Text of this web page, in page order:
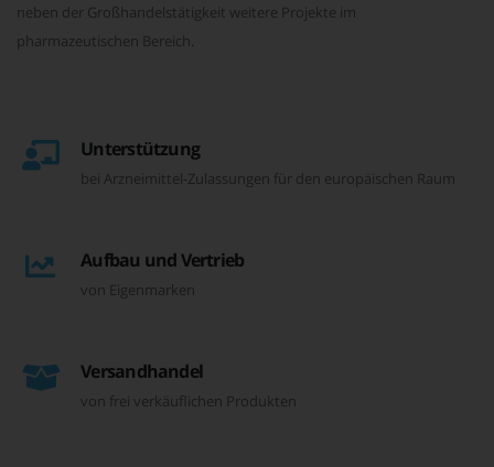
neben der Großhandelstätigkeit weitere Projekte im
pharmazeutischen Bereich.
Unterstützung
bei Arzneimittel-Zulassungen für den europäischen Raum
Aufbau und Vertrieb
von Eigenmarken
Versandhandel
von frei verkäuflichen Produkten